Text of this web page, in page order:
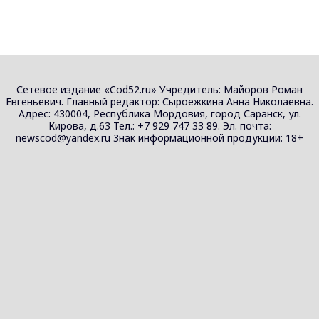
Сетевое издание «Cod52.ru» Учредитель: Майоров Роман
Евгеньевич. Главный редактор: Сыроежкина Анна Николаевна.
Адрес: 430004, Республика Мордовия, город Саранск, ул.
Кирова, д.63 Тел.: +7 929 747 33 89. Эл. почта:
newscod@yandex.ru Знак информационной продукции: 18+